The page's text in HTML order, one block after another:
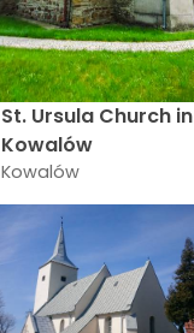
St. Ursula Church in
Kowalów
Kowalów